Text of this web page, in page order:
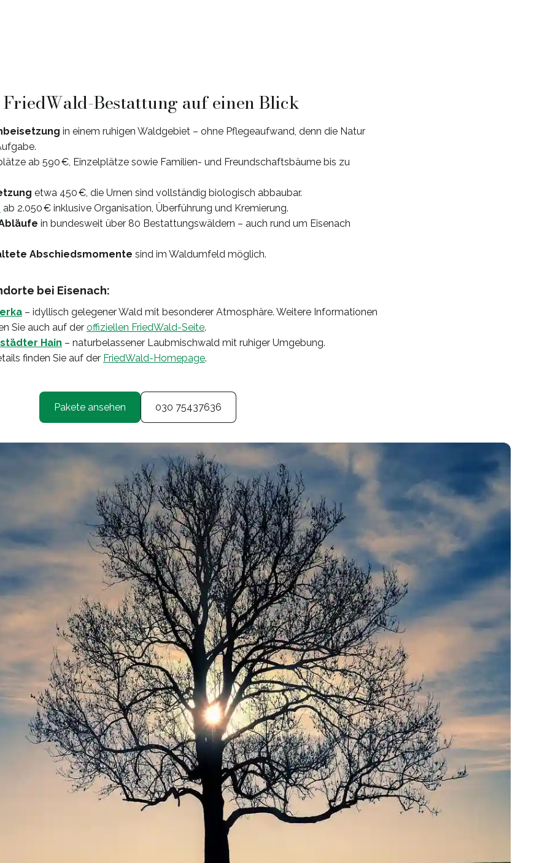
Bestattung auf einen Blick
in einem ruhigen Waldgebiet – ohne Pflegeaufwand, denn die Natur
ab 590 €, Einzelplätze sowie Familien- und Freundschaftsbäume bis zu
etwa 450 €, die Urnen sind vollständig biologisch abbaubar.
ab 2.050 € inklusive Organisation, Überführung und Kremierung.
in bundesweit über 80 Bestattungswäldern – auch rund um Eisenach
Abschiedsmomente sind im Waldumfeld möglich.
bei Eisenach:
– idyllisch gelegener Wald mit besonderer Atmosphäre. Weitere Informationen
Sie auch auf der offiziellen FriedWald-Seite.
Hain – naturbelassener Laubmischwald mit ruhiger Umgebung.
finden Sie auf der FriedWald-Homepage.
Pakete ansehen 030 75437636